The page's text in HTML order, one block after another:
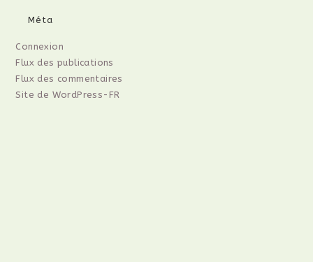
Méta
Connexion
Flux des publications
Flux des commentaires
Site de WordPress-FR